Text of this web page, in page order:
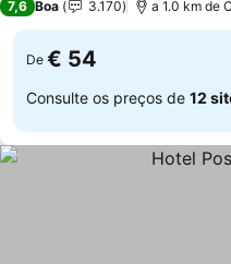
7,6 Boa 3.170 a 1.0 km de
De € 54
Consulte os preços de 12